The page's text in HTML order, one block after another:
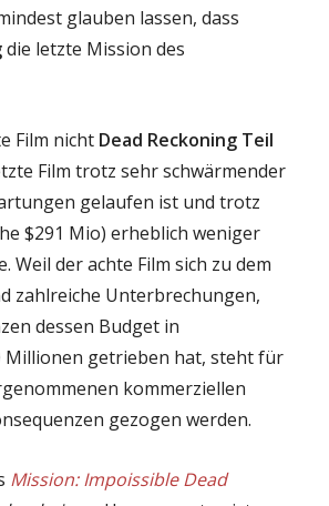
glauben lassen, dass
die letzte Mission des
Film nicht Dead Reckoning Teil
Film trotz sehr schwärmender
gelaufen ist und trotz
$291 Mio) erheblich weniger
der achte Film sich zu dem
zahlreiche Unterbrechungen,
dessen Budget in
Millionen getrieben hat, steht für
kommerziellen
gezogen werden.
Mission: Impoissible Dead